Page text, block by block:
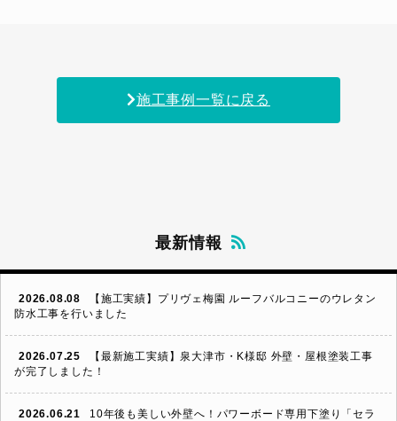
施工事例一覧に戻る
最新情報
2026.08.08
【施工実績】プリヴェ梅園 ルーフバルコニーのウレタン
防水工事を行いました
2026.07.25
【最新施工実績】泉大津市・K様邸 外壁・屋根塗装工事
が完了しました！
2026.06.21
10年後も美しい外壁へ！パワーボード専用下塗り「セラ